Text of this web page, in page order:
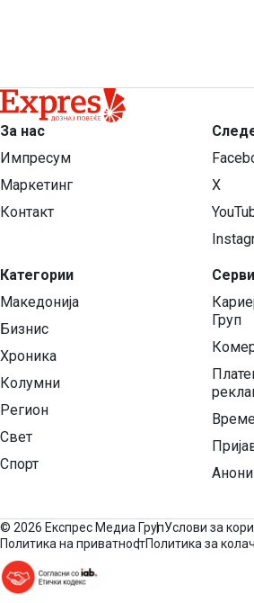
За нас
Импресум
Маркетинг
Контакт
Категории
Македонија
Бизнис
Хроника
Колумни
Регион
Свет
Спорт
X
Груп
© 2026 Експрес Медиа ГрупУслови за
Политика на приватностПолитика за